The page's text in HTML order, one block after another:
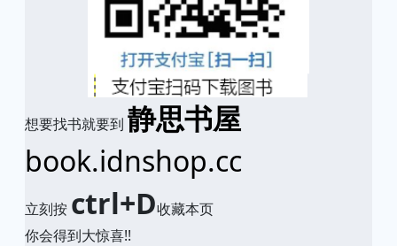
想要找书就要到 静思书屋
book.idnshop.cc
立刻按 ctrl+D收藏本页
你会得到大惊喜!!